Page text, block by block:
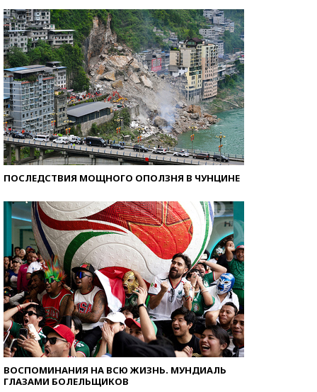
ПОСЛЕДСТВИЯ МОЩНОГО ОПОЛЗНЯ В ЧУНЦИНЕ
ВОСПОМИНАНИЯ НА ВСЮ ЖИЗНЬ. МУНДИАЛЬ
ГЛАЗАМИ БОЛЕЛЬЩИКОВ